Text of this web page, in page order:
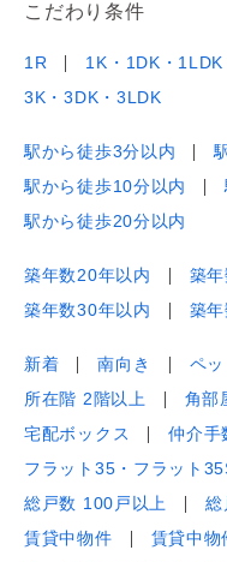
こだわり条件
1R 1K・1DK・1LDK
3K・3DK・3LDK
駅から徒歩3分以内
駅から徒歩10分以内
駅から徒歩20分以内
築年数20年以内
築
築年数30年以内
築
新着 南向き ペ
所在階 2階以上
角部
宅配ボックス
仲介手
フラット35・フラット
総戸数 100戸以上
総
賃貸中物件
賃貸中物